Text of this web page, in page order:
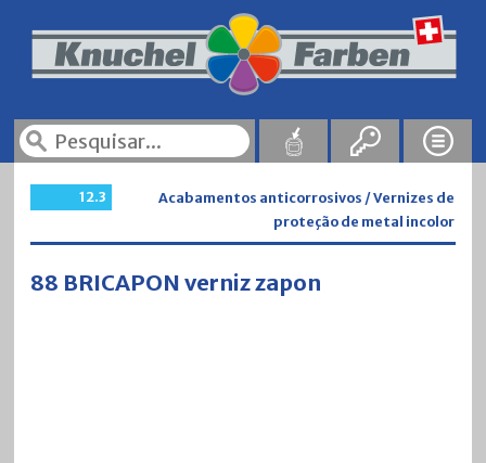
12.3
Acabamentos anticorrosivos / Vernizes de
proteção de metal incolor
88 BRICAPON verniz zapon